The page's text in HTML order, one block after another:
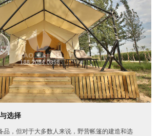
选择
品，但对于大多数人来说，野营帐篷的建造和选